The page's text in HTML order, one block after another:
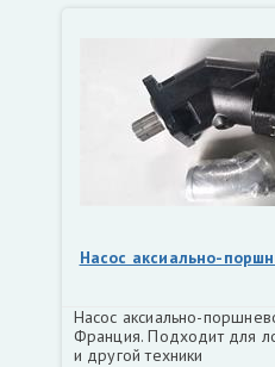
Насос аксиально-
Насос аксиально-
Франция. Подходит для
и другой техники